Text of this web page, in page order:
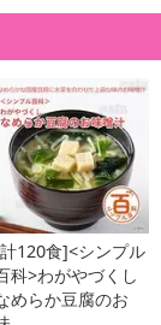
「注意事項」を
する商品セット
い。
)等により、参考
と多少異なる場
120食]<シンプル
科>わがやづくし
めらか豆腐のお